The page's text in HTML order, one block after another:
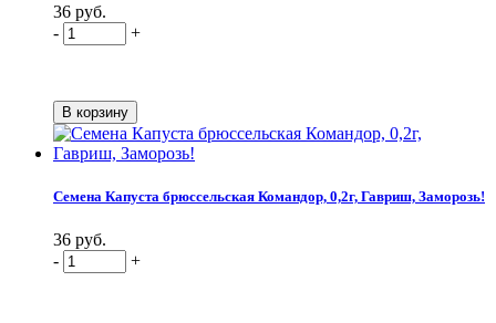
36 руб.
-
+
Семена Капуста брюссельская Командор, 0,2г, Гавриш, Заморозь!
36 руб.
-
+